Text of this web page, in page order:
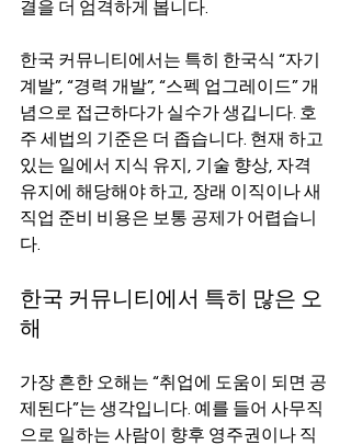
결을 더 엄격하게 봅니다.
한국 커뮤니티에서는 특히 한국식 “자기
계발”, “경력 개발”, “스펙 업그레이드” 개
념으로 접근하다가 실수가 생깁니다. 호
주 세법의 기준은 더 좁습니다. 현재 하고
있는 일에서 지식 유지, 기술 향상, 자격
유지에 해당해야 하고, 장래 이직이나 새
직업 준비 비용은 보통 공제가 어렵습니
다.
한국 커뮤니티에서 특히 많은 오
해
가장 흔한 오해는 “취업에 도움이 되면 공
제된다”는 생각입니다. 예를 들어 사무직
으로 일하는 사람이 향후 영주권이나 직